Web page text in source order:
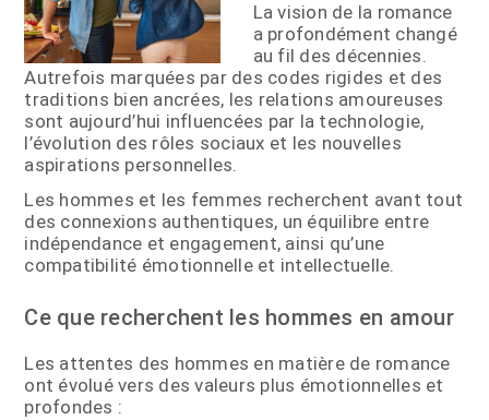
La vision de la romance
a profondément changé
au fil des décennies.
Autrefois marquées par des codes rigides et des
traditions bien ancrées, les relations amoureuses
sont aujourd’hui influencées par la technologie,
l’évolution des rôles sociaux et les nouvelles
aspirations personnelles.
Les hommes et les femmes recherchent avant tout
des connexions authentiques, un équilibre entre
indépendance et engagement, ainsi qu’une
compatibilité émotionnelle et intellectuelle.
Ce que recherchent les hommes en amour
Les attentes des hommes en matière de romance
ont évolué vers des valeurs plus émotionnelles et
profondes :